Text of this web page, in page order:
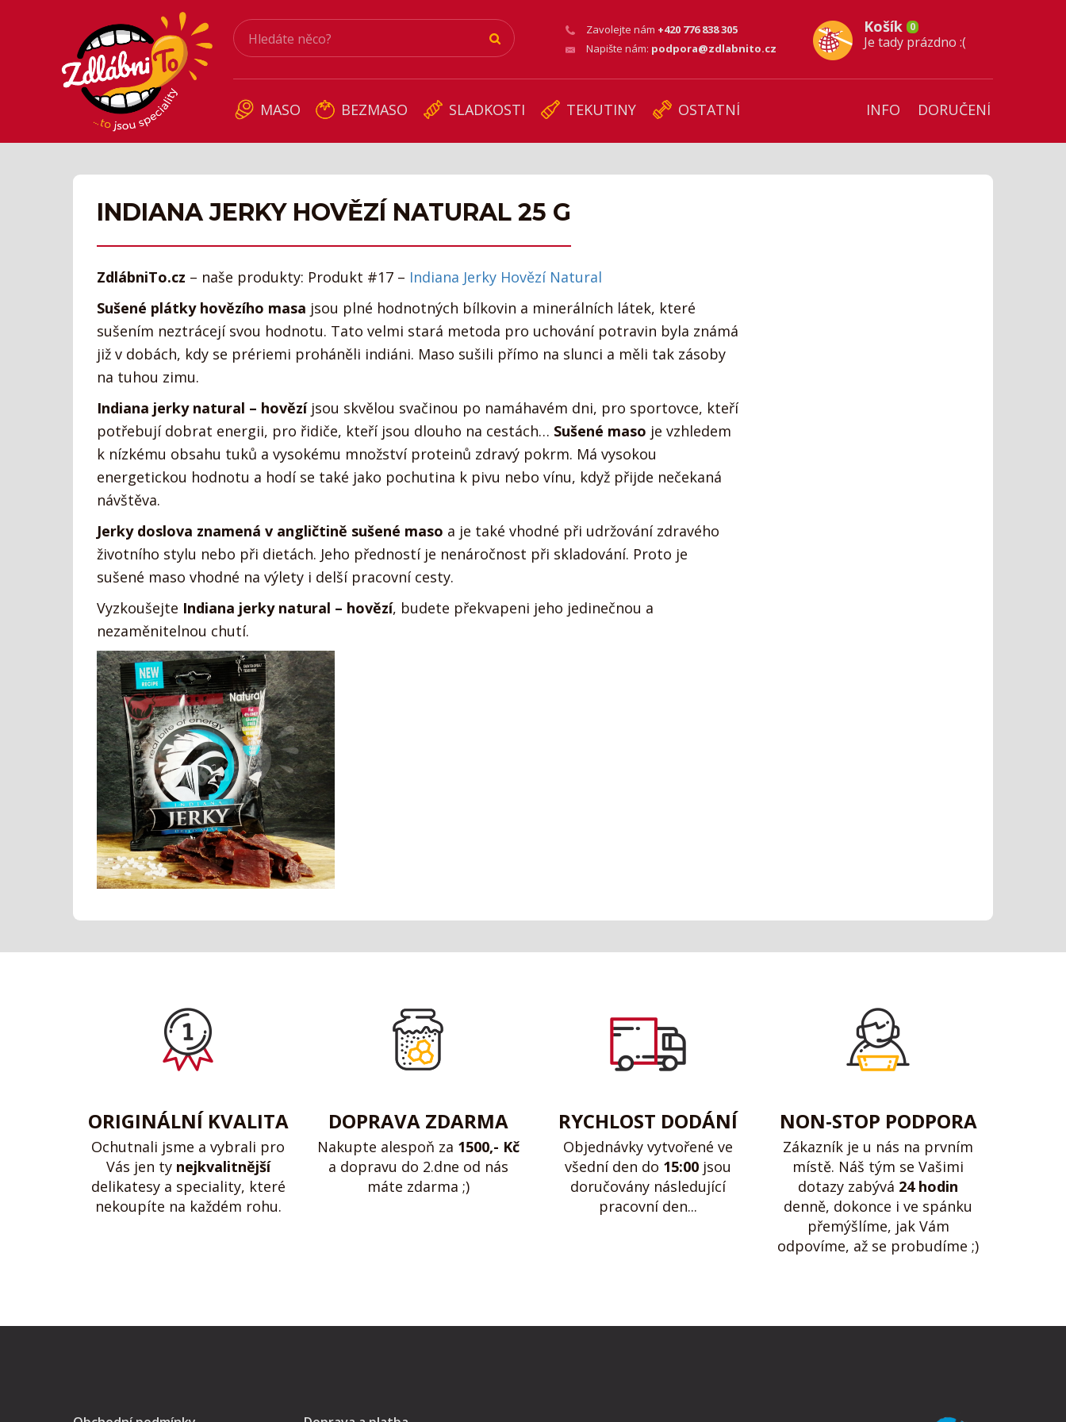
Zavolejte nám +420 776 838 305
Napište nám: podpora@zdlabnito.cz
Košík 0
Je tady prázdno :(
MASO BEZMASO SLADKOSTI TEKUTINY OSTATNÍ INFO DORUČENÍ
INDIANA JERKY HOVĚZÍ NATURAL 25 G
ZdlábniTo.cz – naše produkty: Produkt #17 – Indiana Jerky Hovězí Natural
Sušené plátky hovězího masa jsou plné hodnotných bílkovin a minerálních látek, které
sušením neztrácejí svou hodnotu. Tato velmi stará metoda pro uchování potravin byla známá
již v dobách, kdy se prériemi proháněli indiáni. Maso sušili přímo na slunci a měli tak zásoby
na tuhou zimu.
Indiana jerky natural – hovězíjsou skvělou svačinou po namáhavém dni, pro sportovce, kteří
potřebují dobrat energii, pro řidiče, kteří jsou dlouho na cestách… Sušené maso je vzhledem
k nízkému obsahu tuků a vysokému množství proteinů zdravý pokrm. Má vysokou
energetickou hodnotu a hodí se také jako pochutina k pivu nebo vínu, když přijde nečekaná
návštěva.
Jerky doslova znamená v angličtině sušené maso a je také vhodné při udržování zdravého
životního stylu nebo při dietách. Jeho předností je nenáročnost při skladování. Proto je
sušené maso vhodné na výlety i delší pracovní cesty.
Vyzkoušejte Indiana jerky natural – hovězí, budete překvapeni jeho jedinečnou a
nezaměnitelnou chutí.
ORIGINÁLNÍ KVALITA
Ochutnali jsme a vybrali pro
Vás jen ty nejkvalitnější
delikatesy a speciality, které
nekoupíte na každém rohu.
DOPRAVA ZDARMA
Nakupte alespoň za 1500,- Kč
a dopravu do 2.dne od nás
máte zdarma ;)
RYCHLOST DODÁNÍ
Objednávky vytvořené ve
všední den do 15:00 jsou
doručovány následující
pracovní den...
NON-STOP PODPORA
Zákazník je u nás na prvním
místě. Náš tým se Vašimi
dotazy zabývá 24 hodin
denně, dokonce i ve spánku
přemýšlíme, jak Vám
odpovíme, až se probudíme ;)